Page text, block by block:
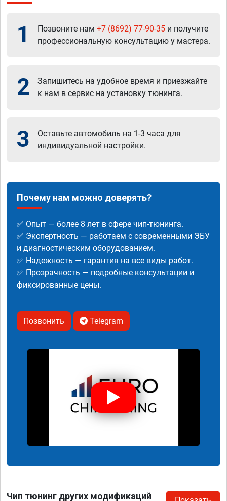
1 Позвоните нам +7 (8692) 77-90-35 и получите
профессиональную консультацию у мастера.
2
Запишитесь на удобное время и приезжайте
к нам в сервис на установку тюнинга.
3
Оставьте автомобиль на 1-3 часа для
индивидуальной настройки.
Почему нам можно доверять?
✅ Опыт — более 8 лет в сфере чип-тюнинга.
✅ Экспертность — работаем с современными ЭБУ
и диагностическим оборудованием.
✅ Надежность — гарантия на все виды работ.
✅ Прозрачность — подробные консультации и
фиксированные цены.
Позвонить Telegram
Чип тюнинг других модификаций